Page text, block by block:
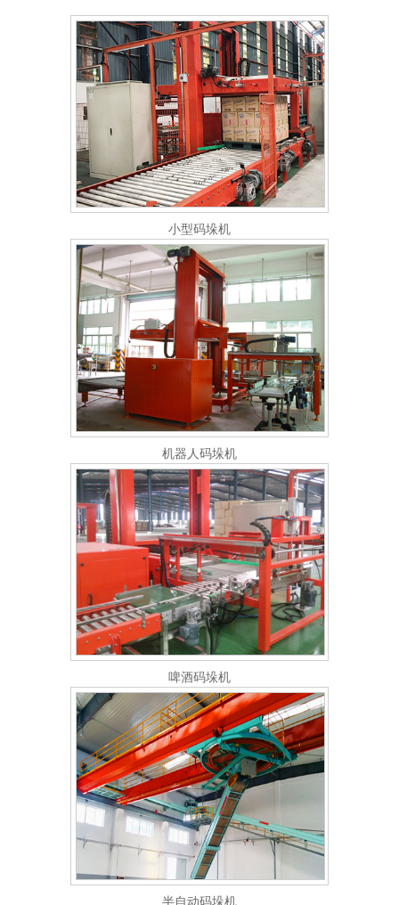
小型码垛机
机器人码垛机
啤酒码垛机
半自动码垛机